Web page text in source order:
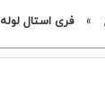
» فری استال لوله 2 اینچ (لوله6) 200